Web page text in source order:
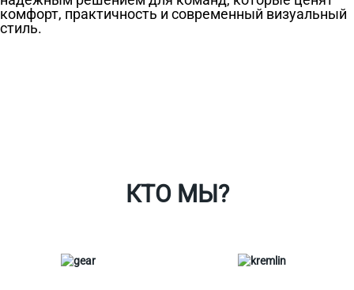
комфорт, практичность и современный визуальный
стиль.
КТО МЫ?